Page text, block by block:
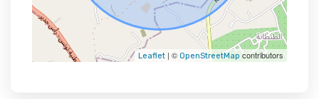
Leaflet | © OpenStreetMap contributors